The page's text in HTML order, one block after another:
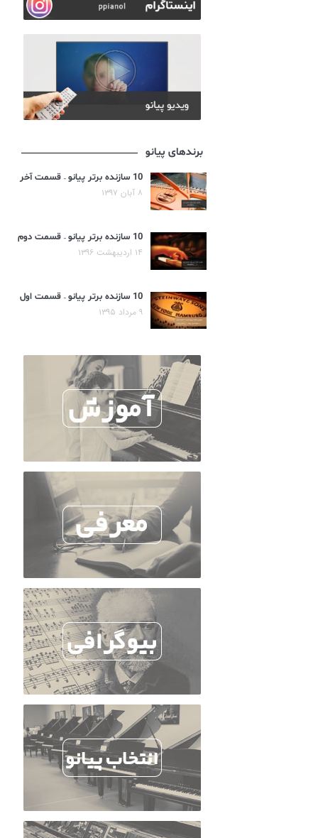
برندهای پیانو
10 سازنده برتر پیانو – قسمت آخر
۸ آبان ۱۳۹۷
10 سازنده برتر پیانو – قسمت دوم
۱۴ اردیبهشت ۱۳۹۶
10 سازنده برتر پیانو – قسمت اول
۹ مرداد ۱۳۹۵